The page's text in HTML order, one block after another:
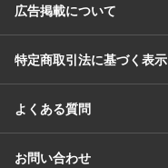
広告掲載について
特定商取引法に基づく表示
よくある質問
お問い合わせ